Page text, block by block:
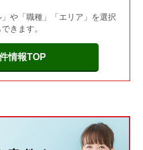
や「職種」「エリア」を選択
きます。
情報TOP